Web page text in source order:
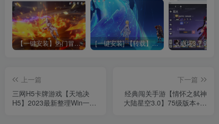
【一键安装】热门冒险策略类游戏崩坏：星穹铁道全新2.3版本一键端+一键代理+一键启动+免虚拟机 [一键安装] 【转载】原神3.4真端服务端+源码+配套客户端+详尽说明+GM工具+源码说明文件
上一篇
三网H5卡牌游戏【天地决
H5】2023最新整理Win一键
下一篇
经典闯关手游【情怀之弑神
大陆星空3.0】75级版本+全